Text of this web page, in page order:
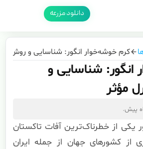
دانلود مزرعه
کرم خوشه‌خوار انگور: شناسایی و
انگور: شناسایی و
مؤثر
.
یکی از خطرناک‌ترین آفات تاکستان
از کشورهای جهان از جمله ایران